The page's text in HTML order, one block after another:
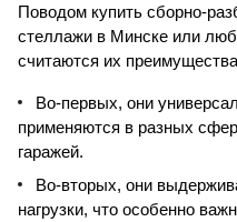
Поводом купить сборно-
стеллажи в Минске или
считаются их
Во-первых, они
применяются в разных
гаражей.
Во-вторых, они
нагрузки, что особенно